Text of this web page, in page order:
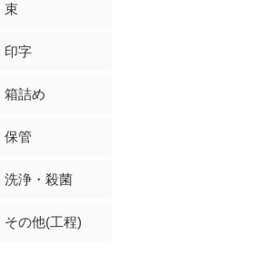
束
印字
箱詰め
保管
洗浄・殺菌
その他(工程)